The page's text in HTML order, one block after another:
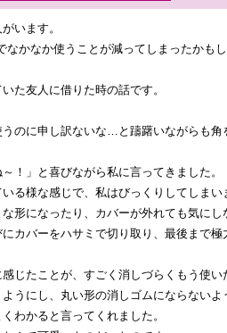
います。
なかなか使うことが減ってしまったかも
た友人に借りた時の話です。
のに申し訳ないな…と躊躇いながらも角
！」と喜びながら私に言ってきました。
る様な感じで、私はびっくりしてしまい
形になったり、カバーが外れても気に
カバーをハサミで切り取り、最後まで
じたことが、すごく消しづらくもう使い
うにし、丸い形の消しゴムにならないよ
わかると言ってくれました。